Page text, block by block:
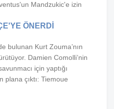
Mandzukic'e izin
ÖNERDİ
bulunan Kurt Zouma’nın
Damien Comolli’nin
için yaptığı
çıktı: Tiemoue